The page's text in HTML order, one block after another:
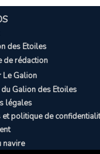
des Etoiles
de rédaction
Le Galion
Galion des Etoiles
légales
et politique de